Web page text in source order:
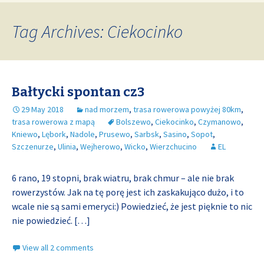
Tag Archives: Ciekocinko
Bałtycki spontan cz3
29 May 2018 nad morzem, trasa rowerowa powyżej 80km,
trasa rowerowa z mapą
Bolszewo, Ciekocinko, Czymanowo,
Kniewo, Lębork, Nadole, Prusewo, Sarbsk, Sasino, Sopot,
Szczenurze, Ulinia, Wejherowo, Wicko, Wierzchucino EL
6 rano, 19 stopni, brak wiatru, brak chmur – ale nie brak
rowerzystów. Jak na tę porę jest ich zaskakująco dużo, i to
wcale nie są sami emeryci:) Powiedzieć, że jest pięknie to nic
nie powiedzieć. […]
View all 2 comments